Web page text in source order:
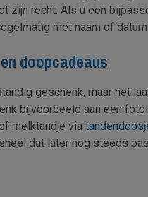
zijn recht. Als u een
met naam of
doopcadeaus
geschenk, maar het
bijvoorbeeld aan een
melktandje via
dat later nog steeds